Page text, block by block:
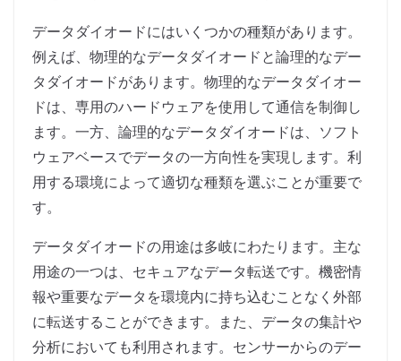
データダイオードにはいくつかの種類があります。
例えば、物理的なデータダイオードと論理的なデー
タダイオードがあります。物理的なデータダイオー
ドは、専用のハードウェアを使用して通信を制御し
ます。一方、論理的なデータダイオードは、ソフト
ウェアベースでデータの一方向性を実現します。利
用する環境によって適切な種類を選ぶことが重要で
す。
データダイオードの用途は多岐にわたります。主な
用途の一つは、セキュアなデータ転送です。機密情
報や重要なデータを環境内に持ち込むことなく外部
に転送することができます。また、データの集計や
分析においても利用されます。センサーからのデー